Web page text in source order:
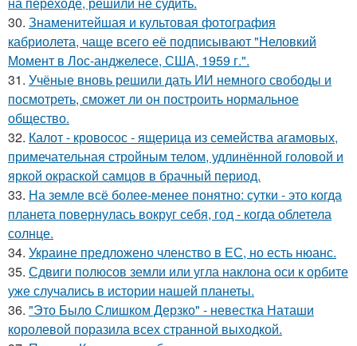
30. Знаменитейшая и культовая фотография
кабриолета, чаще всего её подписывают "Неловкий
Момент в Лос-анджелесе, США, 1959 г.".
31. Учёные вновь решили дать ИИ немного свободы и
посмотреть, сможет ли он построить нормальное
общество.
32. Калот - кровосос - ящерица из семейства агамовых,
примечательная стройным телом, удлинённой головой и
яркой окраской самцов в брачный период.
33. На земле всё более-менее понятно: сутки - это когда
планета повернулась вокруг себя, год - когда облетела
солнце.
34. Украине предложено членство в ЕС, но есть нюанс.
35. Сдвиги полюсов земли или угла наклона оси к орбите
уже случались в истории нашей планеты.
36. "Это Было Слишком Дерзко" - невестка Наташи
королевой поразила всех странной выходкой.